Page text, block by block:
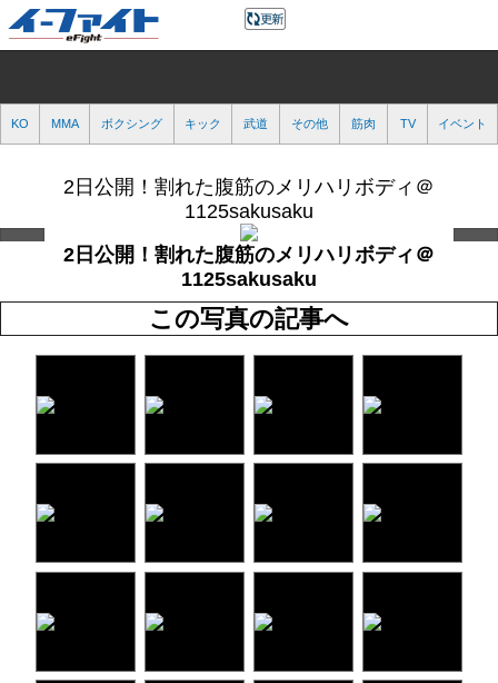
KO MMA ボクシング キック 武道 その他 筋肉 TV イベント
2日公開！割れた腹筋のメリハリボディ＠
1125sakusaku
2日公開！割れた腹筋のメリハリボディ＠
1125sakusaku
この写真の記事へ